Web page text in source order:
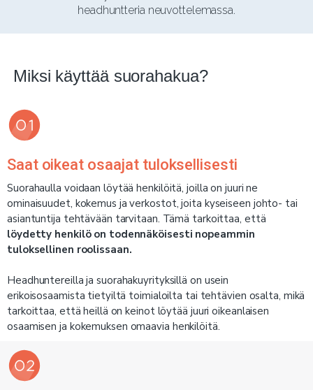
Miksi käyttää suorahakua?
Saat oikeat osaajat tuloksellisesti
Suorahaulla voidaan löytää henkilöitä, joilla on juuri ne
ominaisuudet, kokemus ja verkostot, joita kyseiseen johto- tai
asiantuntija tehtävään tarvitaan. Tämä tarkoittaa, että
löydetty henkilö on todennäköisesti nopeammin
tuloksellinen roolissaan.
Headhuntereilla ja suorahakuyrityksillä on usein
erikoisosaamista tietyiltä toimialoilta tai tehtävien osalta, mikä
tarkoittaa, että heillä on keinot löytää juuri oikeanlaisen
osaamisen ja kokemuksen omaavia henkilöitä.